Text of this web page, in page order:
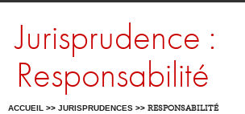
Jurisprudence :
Responsabilité
ACCUEIL >> JURISPRUDENCES >> RESPONSABILITÉ